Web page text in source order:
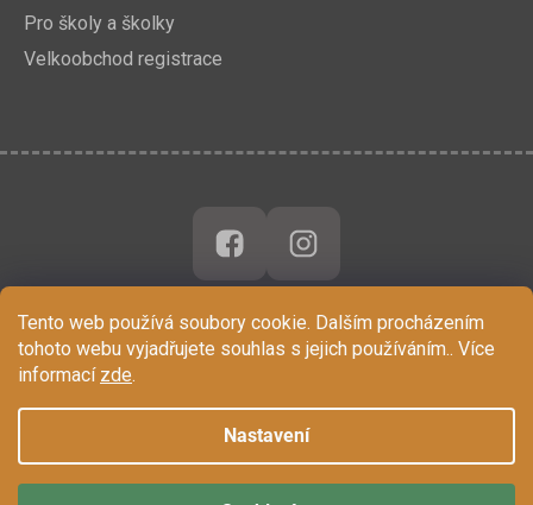
Tento web používá soubory cookie. Dalším procházením
tohoto webu vyjadřujete souhlas s jejich používáním.. Více
informací zde.
Nastavení
Pro školy a školky
Velkoobchod registrace